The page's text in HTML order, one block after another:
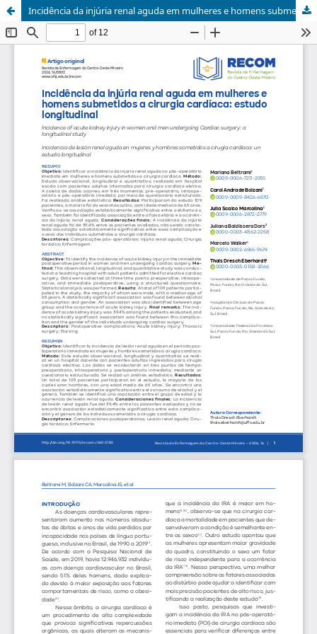
Incidência da injúria renal aguda em mulheres e homens submetidos a cirurgia cardíaca: estudo longitudinal